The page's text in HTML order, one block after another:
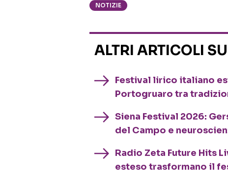
NOTIZIE
ALTRI ARTICOLI SU
Festival lirico italiano
Portogruaro tra
Siena Festival 2026:
del Campo e
Radio Zeta Future Hits
esteso trasformano il